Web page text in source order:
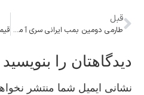
قبل
طارمی دومین بمب ایرانی سری آ می‌شود؟
دیدگاهتان را بنویسید
نشانی ایمیل شما منتشر